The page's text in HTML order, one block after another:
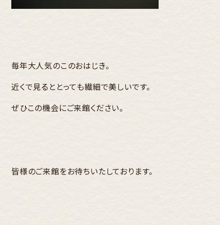
毎年大人気のこのおはじき。
近くで見るととっても繊細で美しいです。
ぜひこの機会にご来館ください。
皆様のご来館をお待ちいたしております。